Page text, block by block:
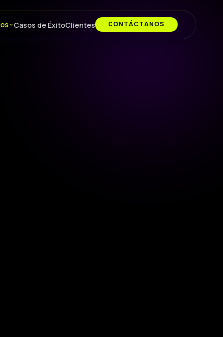
Casos de ÉxitoClientes CONTÁCTANOS